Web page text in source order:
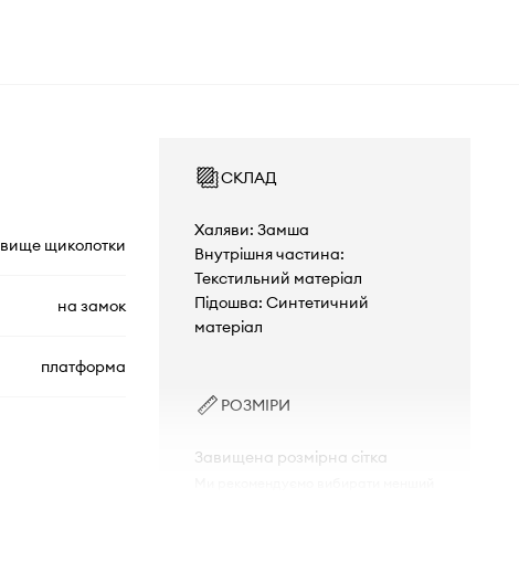
вище щиколотки
на замок
платформа
СКЛАД
Халяви: Замша
Внутрішня частина:
Текстильний матеріал
Підошва: Синтетичний
матеріал
РОЗМІРИ
Завищена розмірна сітка